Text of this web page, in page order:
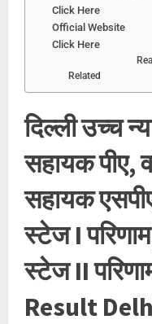
Click Here
Official Website
Click Here
Read More
Related
दिल्ली उच्च
सहायक पीए,
सहायक
स्टेज I
स्टेज II
Result